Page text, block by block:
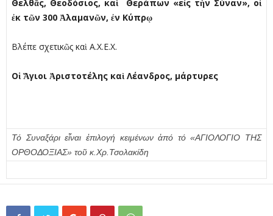
Θελθᾶς, Θεοδόσιος, καὶ Θεράπων «εἰς τὴν Σύναν», οἱ
ἐκ τῶν 300 Ἀλαµανῶν, ἐν Κύπρῳ
Βλέπε σχετικῶς καὶ Α.Χ.Ε.Χ.
Οἱ Ἅγιοι Ἀριστοτέλης καὶ Λέανδρος, µάρτυρες
Τό Συναξάρι εἶναι ἐπιλογή κειμένων ἀπό τό «ΑΓΙΟΛΟΓΙΟ ΤΗΣ
ΟΡΘΟΔΟΞΙΑΣ» τοῦ κ.Χρ.Τσολακίδη